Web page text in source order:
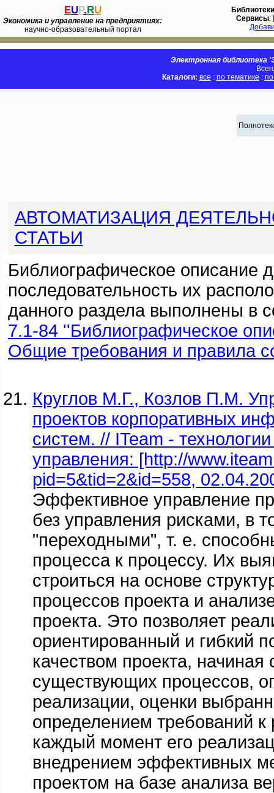
EUP.RU
Экономика и управление на предприятиях:
научно-образовательный портал
Библиотеки
Сервисы:
Электронная библиотека
Каталоги: все : по тематике :
АВТОМАТИЗАЦИЯ
СТАТЬИ
Библиографическое описание
последовательность их
данного раздела выполнены в
7.1-84 ''Библиографическое
Общие требования и правила
Круглов М.Г., Козлов П.М.
проектов корпоративных
систем. // ITeam -
управления: [http://
pid=5&tid=2&id=558,
Эффективное управление
без управления рисками, в
"переходными", т. е.
процесса к процессу. Их
строиться на основе
процессов проекта и
проекта. Это позволяет
ориентированный и гибкий
качеством проекта, начиная
существующих процессов,
реализации, оценки
определением требований к
каждый момент его
внедрением эффективных
проектом на базе анализа